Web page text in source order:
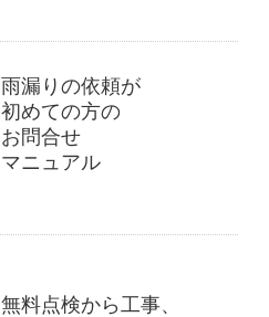
雨漏りの依頼が
初めての方の
お問合せ
マニュアル
無料点検から工事、